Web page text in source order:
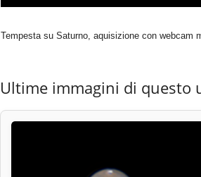
Tempesta su Saturno, aquisizione con webcam
Ultime immagini di questo